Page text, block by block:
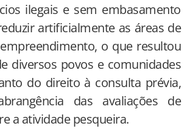
ilegais e sem embasamento
artificialmente as áreas de
o que resultou
diversos povos e comunidades
do direito à consulta prévia,
das avaliações de
a atividade pesqueira.